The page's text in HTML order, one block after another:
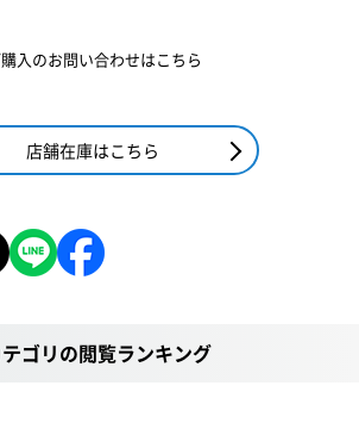
入のお問い合わせはこちら
店舗在庫はこちら
ゴリの閲覧ランキング